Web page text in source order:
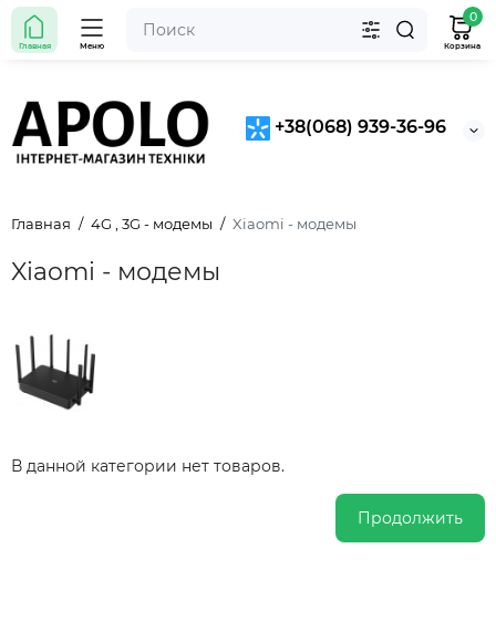
+38(068) 939-36-96
Главная Меню
0
Корзина
Главная 4G , 3G - модемы Xiaomi - модемы
Xiaomi - модемы
В данной категории нет товаров.
Продолжить